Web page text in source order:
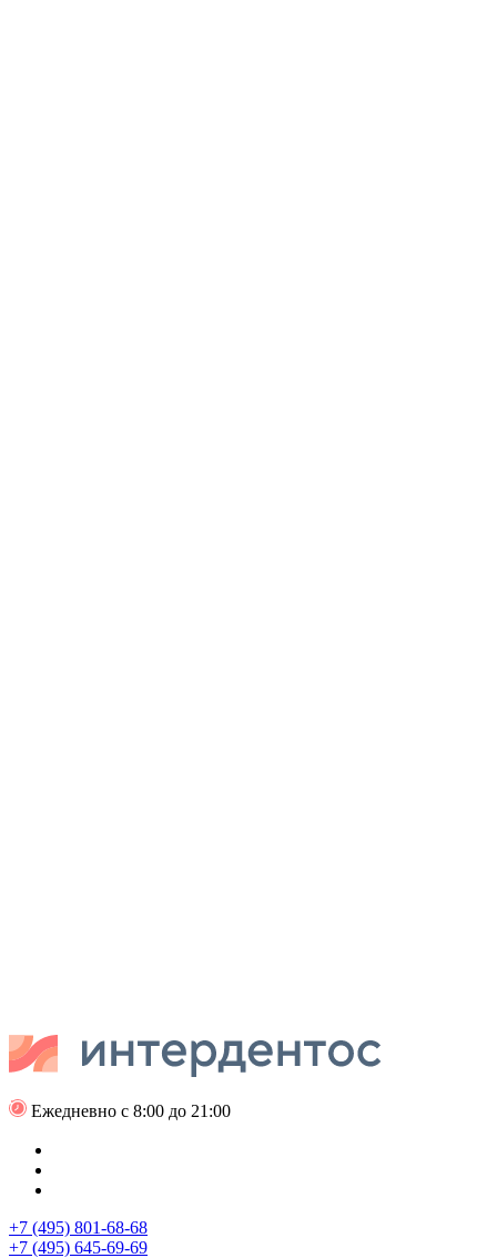
Ежедневно с 8:00 до 21:00
+7 (495) 801-68-68
+7 (495) 645-69-69